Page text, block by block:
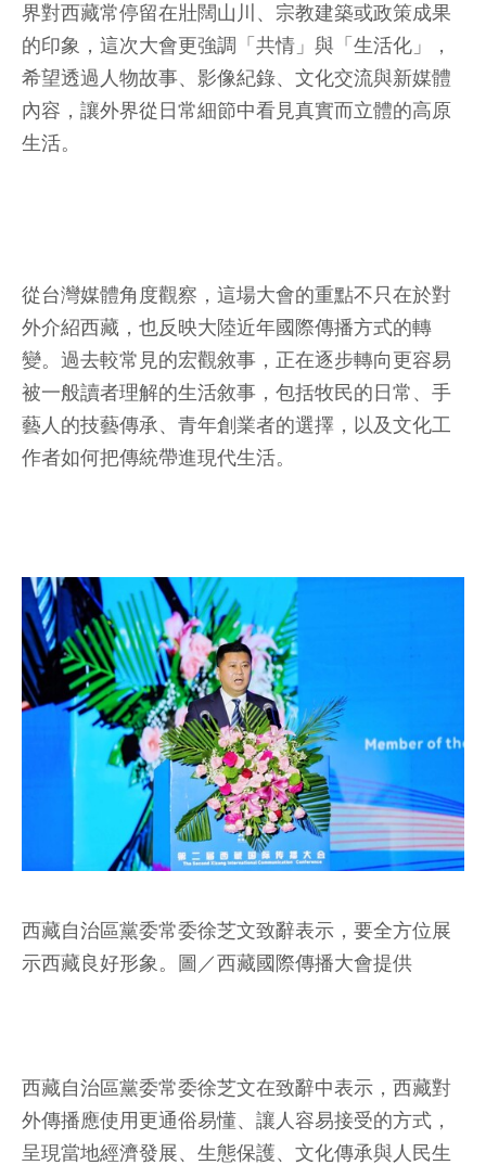
界對西藏常停留在壯闊山川、宗教建築或政策成果
的印象，這次大會更強調「共情」與「生活化」，
希望透過人物故事、影像紀錄、文化交流與新媒體
內容，讓外界從日常細節中看見真實而立體的高原
生活。
從台灣媒體角度觀察，這場大會的重點不只在於對
外介紹西藏，也反映大陸近年國際傳播方式的轉
變。過去較常見的宏觀敘事，正在逐步轉向更容易
被一般讀者理解的生活敘事，包括牧民的日常、手
藝人的技藝傳承、青年創業者的選擇，以及文化工
作者如何把傳統帶進現代生活。
西藏自治區黨委常委徐芝文致辭表示，要全方位展
示西藏良好形象。圖／西藏國際傳播大會提供
西藏自治區黨委常委徐芝文在致辭中表示，西藏對
外傳播應使用更通俗易懂、讓人容易接受的方式，
呈現當地經濟發展、生態保護、文化傳承與人民生